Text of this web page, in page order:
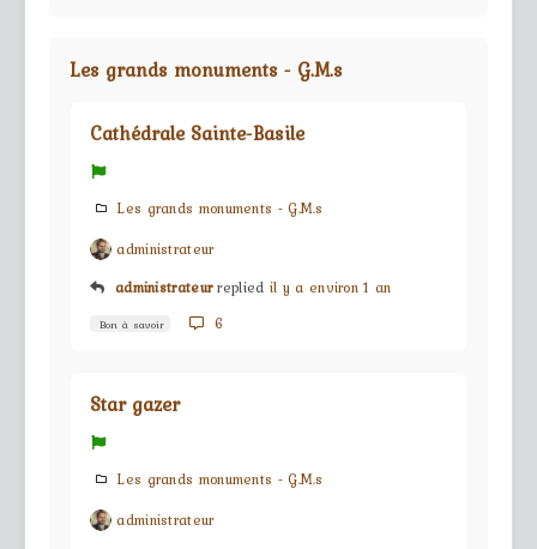
Les grands monuments - G.M.s
Cathédrale Sainte-Basile
Les grands monuments - G.M.s
administrateur
administrateur replied il y a environ 1 an
Bon à savoir 6
Star gazer
Les grands monuments - G.M.s
administrateur